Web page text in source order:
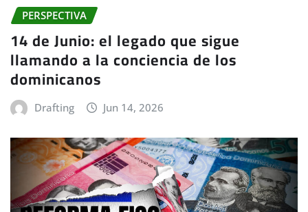
PERSPECTIVA
14 de Junio: el legado que sigue
llamando a la conciencia de los
dominicanos
Drafting Jun 14, 2026